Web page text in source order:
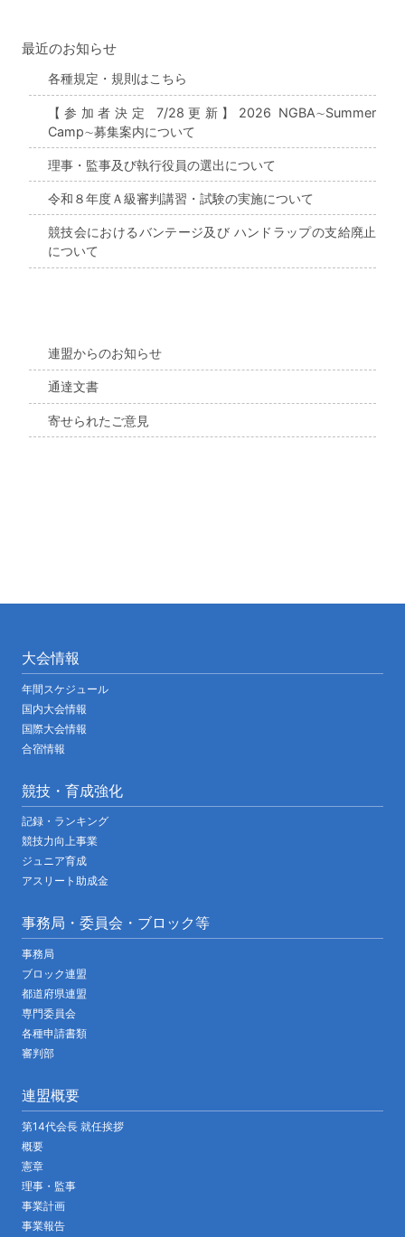
最近のお知らせ
各種規定・規則はこちら
【参加者決定 7/28更新】2026 NGBA∼Summer
Camp∼募集案内について
理事・監事及び執行役員の選出について
令和８年度Ａ級審判講習・試験の実施について
競技会におけるバンテージ及び ハンドラップの支給廃止
について
連盟からのお知らせ
通達文書
寄せられたご意見
大会情報
年間スケジュール
国内大会情報
国際大会情報
合宿情報
競技・育成強化
記録・ランキング
競技力向上事業
ジュニア育成
アスリート助成金
事務局・委員会・ブロック等
事務局
ブロック連盟
都道府県連盟
専門委員会
各種申請書類
審判部
連盟概要
第14代会長 就任挨拶
概要
憲章
理事・監事
事業計画
事業報告